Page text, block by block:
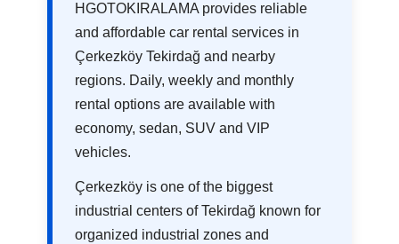
HGOTOKIRALAMA provides reliable
and affordable car rental services in
Çerkezköy Tekirdağ and nearby
regions. Daily, weekly and monthly
rental options are available with
economy, sedan, SUV and VIP
vehicles.
Çerkezköy is one of the biggest
industrial centers of Tekirdağ known for
organized industrial zones and